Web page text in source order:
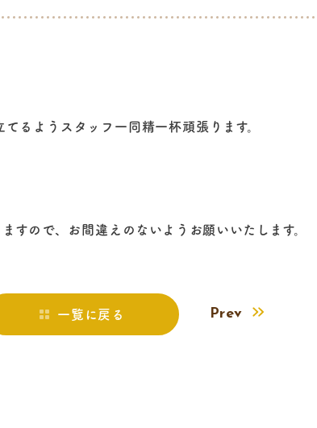
るようスタッフ一同精一杯頑張ります。
すので、お間違えのないようお願いいたします。
一覧に戻る Prev